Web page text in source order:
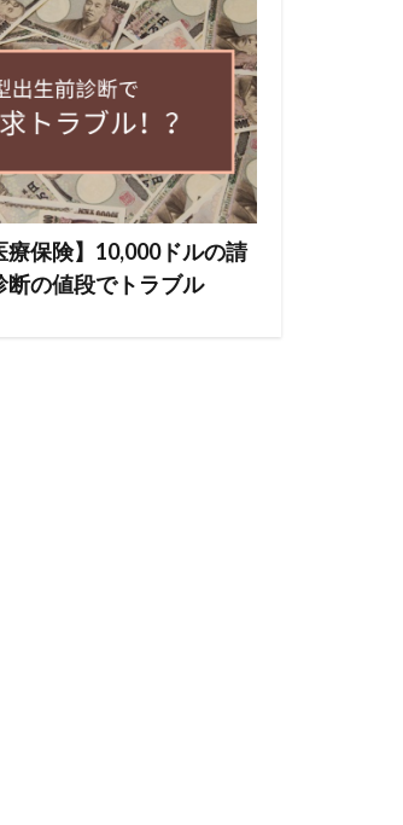
療保険】10,000ドルの請
断の値段でトラブル